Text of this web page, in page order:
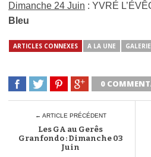
Dimanche 24 Juin : YVRÉ
Bleu
ARTICLES CONNEXES A LA UNE
0
← ARTICLE PRÉCÉDENT
Les GA au Gerês
Granfondo : Dimanche 03
Juin